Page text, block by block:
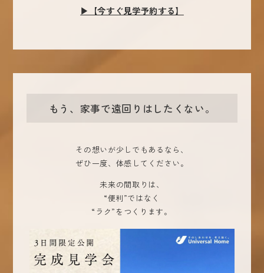
▶【今すぐ見学予約する】
もう、家事で遠回りはしたくない。
その想いが少しでもあるなら、
ぜひ一度、体感してください。
未来の間取りは、
“便利”ではなく
“ラク”をつくります。